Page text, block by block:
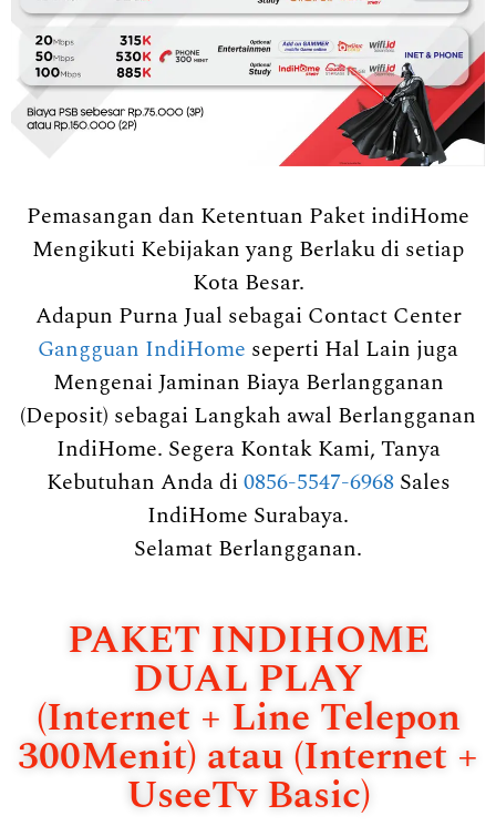
Pemasangan dan Ketentuan Paket indiHome
Mengikuti Kebijakan yang Berlaku di setiap
Kota Besar.
Adapun Purna Jual sebagai Contact Center
Gangguan IndiHome seperti Hal Lain juga
Mengenai Jaminan Biaya Berlangganan
(Deposit) sebagai Langkah awal Berlangganan
IndiHome. Segera Kontak Kami, Tanya
Kebutuhan Anda di 0856-5547-6968Sales
IndiHome Surabaya.
Selamat Berlangganan.
PAKET INDIHOME
DUAL PLAY
(Internet + Line Telepon
300Menit) atau (Internet +
UseeTv Basic)